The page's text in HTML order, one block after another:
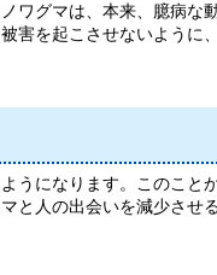
ワグマは、本来、臆病な
害を起こさせないように
うになります。このこと
と人の出会いを減少させ